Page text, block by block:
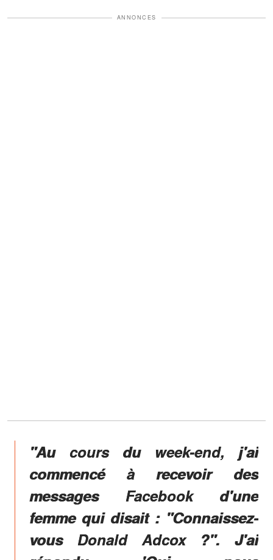
ANNONCES
"Au cours du week-end, j'ai
commencé à recevoir des
messages Facebook d'une
femme qui disait : "Connaissez-
vous Donald Adcox ?". J'ai